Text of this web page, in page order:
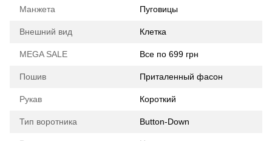
Манжета Пуговицы
Внешний вид Клетка
MEGA SALE Все по 699 грн
Пошив Приталенный фасон
Рукав Короткий
Тип воротника Button-Down